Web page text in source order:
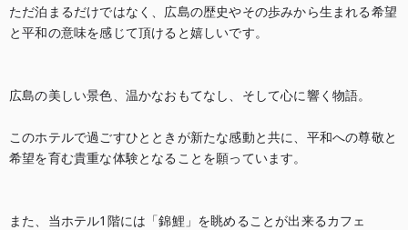
ただ泊まるだけではなく、広島の歴史やその歩みから生まれる希望
と平和の意味を感じて頂けると嬉しいです。
広島の美しい景色、温かなおもてなし、そして心に響く物語。
このホテルで過ごすひとときが新たな感動と共に、平和への尊敬と
希望を育む貴重な体験となることを願っています。
また、当ホテル1階には「錦鯉」を眺めることが出来るカフェ